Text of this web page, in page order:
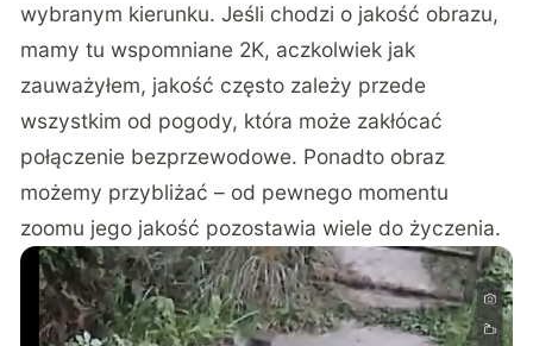
wybranym kierunku. Jeśli chodzi o jakość obrazu,
mamy tu wspomniane 2K, aczkolwiek jak
zauważyłem, jakość często zależy przede
wszystkim od pogody, która może zakłócać
połączenie bezprzewodowe. Ponadto obraz
możemy przybliżać – od pewnego momentu
zoomu jego jakość pozostawia wiele do życzenia.